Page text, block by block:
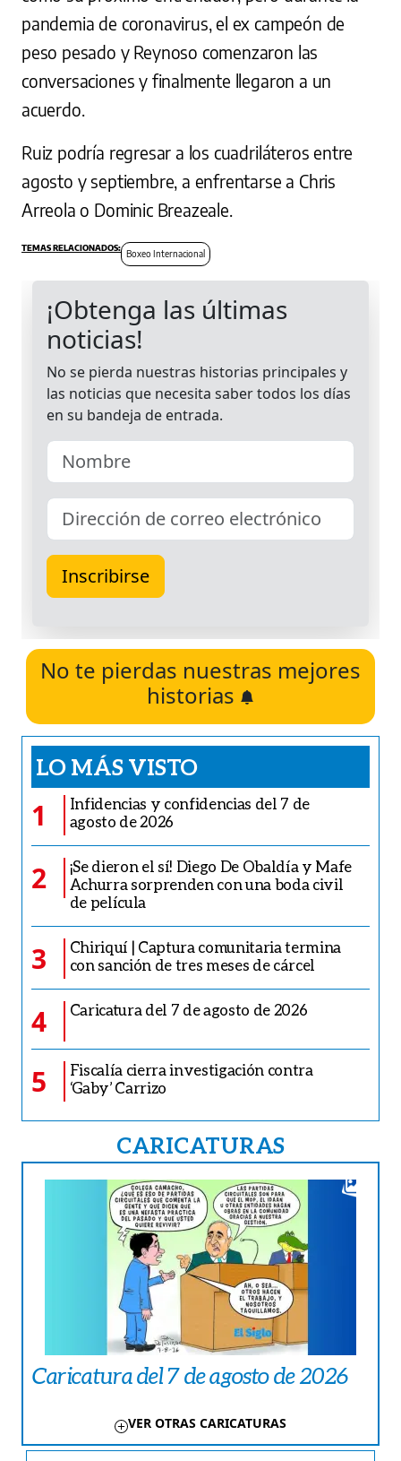
pandemia de coronavirus, el ex campeón de
peso pesado y Reynoso comenzaron las
conversaciones y finalmente llegaron a un
acuerdo.
Ruiz podría regresar a los cuadriláteros entre
agosto y septiembre, a enfrentarse a Chris
Arreola o Dominic Breazeale.
Boxeo Internacional
No te pierdas nuestras mejores
historias
LO MÁS VISTO
1
Infidencias y confidencias del 7 de
agosto de 2026
2
¡Se dieron el sí! Diego De Obaldía y Mafe
Achurra sorprenden con una boda civil
de película
3
Chiriquí | Captura comunitaria termina
con sanción de tres meses de cárcel
4 Caricatura del 7 de agosto de 2026
5
Fiscalía cierra investigación contra
‘Gaby’ Carrizo
CARICATURAS
Caricatura del 7 de agosto de 2026
VER OTRAS CARICATURAS